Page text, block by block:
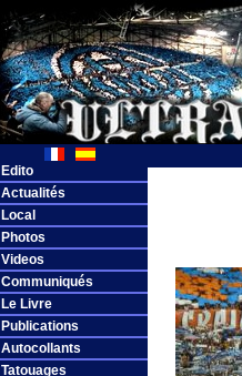
Edito
Actualités
Local
Photos
Videos
Communiqués
Le Livre
Publications
Autocollants
Tatouages